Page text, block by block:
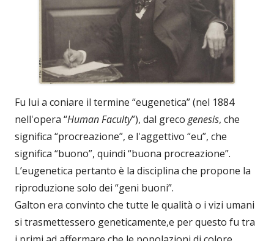
Fu lui a coniare il termine “eugenetica” (nel 1884
nell'opera “Human Faculty”), dal greco genesis, che
significa “procreazione”, e l'aggettivo “eu”, che
significa “buono”, quindi “buona procreazione”.
L’eugenetica pertanto è la disciplina che propone la
riproduzione solo dei “geni buoni”.
Galton era convinto che tutte le qualità o i vizi umani
si trasmettessero geneticamente,e per questo fu tra